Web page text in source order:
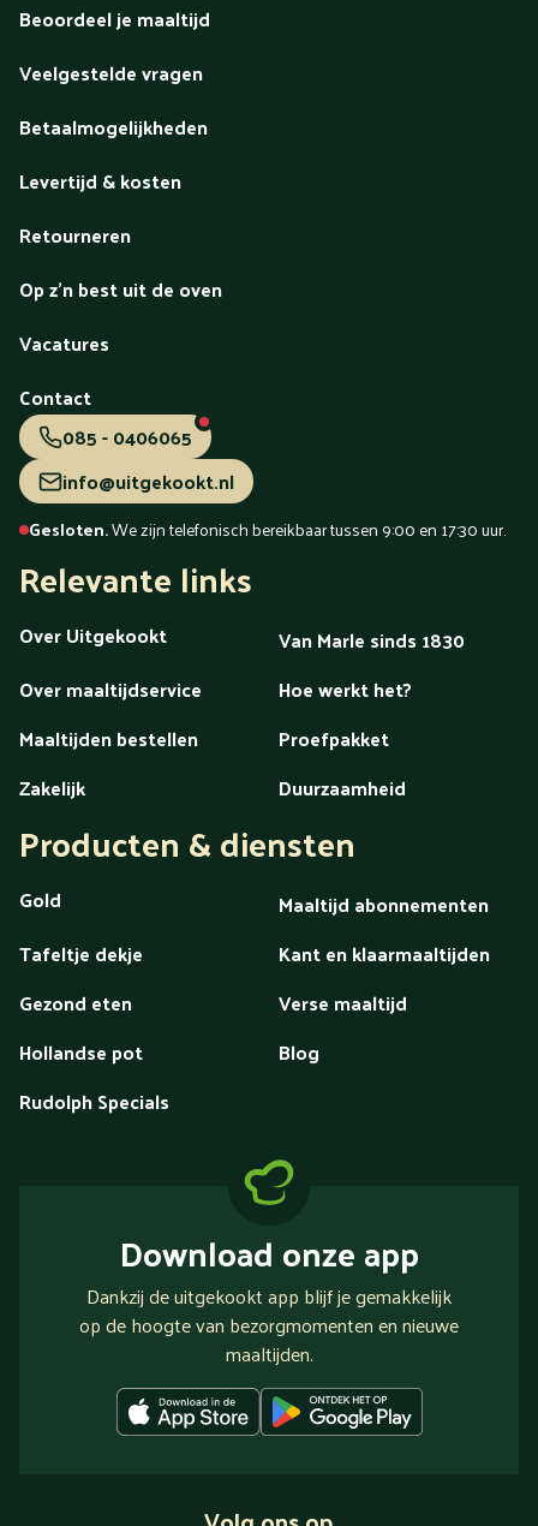
Beoordeel je maaltijd
Veelgestelde vragen
Betaalmogelijkheden
Levertijd & kosten
Retourneren
Op z'n best uit de oven
Vacatures
Contact
085 - 0406065
info@uitgekookt.nl
Gesloten.We zijn telefonisch bereikbaar tussen 9:00 en 17:30 uur.
Relevante links
Over Uitgekookt
Van Marle sinds 1830
Over maaltijdservice
Hoe werkt het?
Maaltijden bestellen
Proefpakket
Zakelijk
Duurzaamheid
Producten & diensten
Gold
Maaltijd abonnementen
Tafeltje dekje
Kant en klaarmaaltijden
Gezond eten
Verse maaltijd
Hollandse pot
Blog
Rudolph Specials
Download onze app
Dankzij de uitgekookt app blijf je gemakkelijk
op de hoogte van bezorgmomenten en nieuwe
maaltijden.